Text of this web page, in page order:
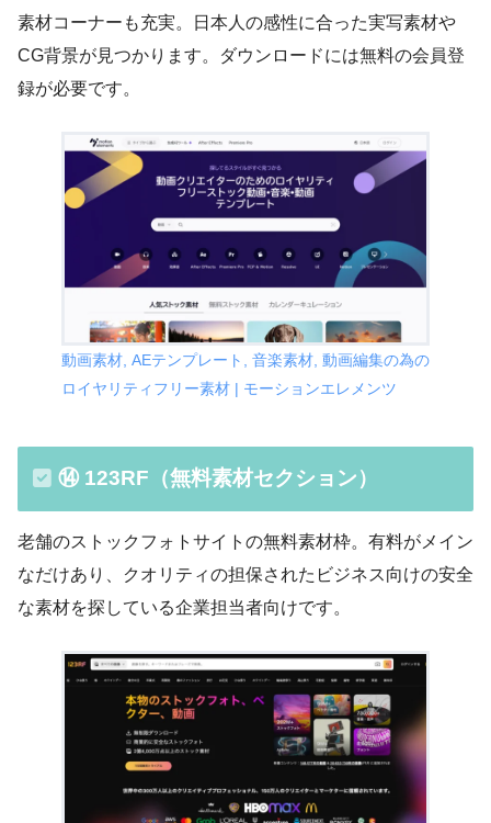
素材コーナーも充実。日本人の感性に合った実写素材や
CG背景が見つかります。ダウンロードには無料の会員登
録が必要です。
動画素材, AEテンプレート, 音楽素材, 動画編集の為の
ロイヤリティフリー素材 | モーションエレメンツ
⑭ 123RF（無料素材セクション）
老舗のストックフォトサイトの無料素材枠。有料がメイン
なだけあり、クオリティの担保されたビジネス向けの安全
な素材を探している企業担当者向けです。